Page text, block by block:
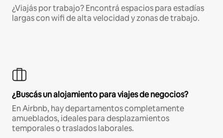
¿Viajás por trabajo? Encontrá espacios para estadías
largas con wifi de alta velocidad y zonas de trabajo.
¿Buscás un alojamiento para viajes de negocios?
En Airbnb, hay departamentos completamente
amueblados, ideales para desplazamientos
temporales o traslados laborales.